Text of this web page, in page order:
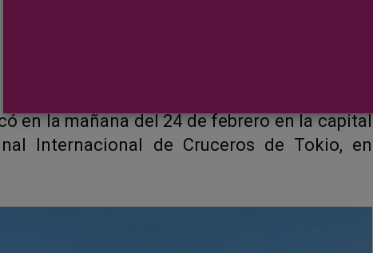
barco de
antes de alcanzar su puerto base en
en la mañana del 24 de febrero en la capital
Internacional de Cruceros de Tokio, en